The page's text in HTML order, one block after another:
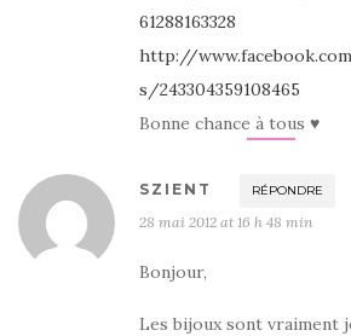
61288163328
http://
s/243304359108465
Bonne chance à tous ♥
SZIENT RÉPONDRE
28 mai 2012 at 16 h 48 min
Bonjour,
Les bijoux sont vraiment